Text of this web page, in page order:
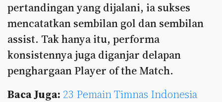
pertandingan yang dijalani, ia sukses
mencatatkan sembilan gol dan sembilan
assist. Tak hanya itu, performa
konsistennya juga diganjar delapan
penghargaan Player of the Match.
Baca Juga: 23 Pemain Timnas Indonesia